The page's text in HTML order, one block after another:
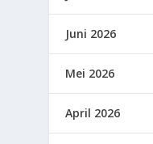
Juni 2026
Mei 2026
April 2026